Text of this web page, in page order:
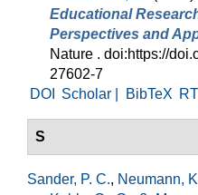
Educational
Perspectives and
Nature . doi:https://
27602-7
DOI
Scholar | BibTeX
S
Sander, P. C., Neumann,